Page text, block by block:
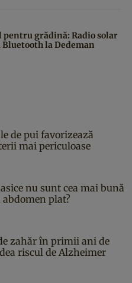
pentru grădină: Radio solar
la Dedeman
de pui favorizează
mai periculoase
nu sunt cea mai bună
plat?
zahăr în primii ani de
riscul de Alzheimer